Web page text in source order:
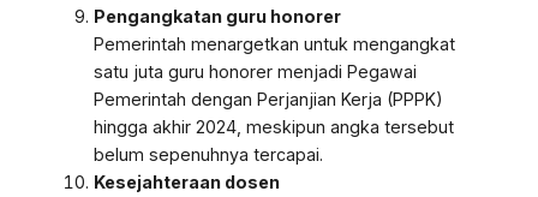
Pengangkatan guru honorer
Pemerintah menargetkan untuk mengangkat
satu juta guru honorer menjadi Pegawai
Pemerintah dengan Perjanjian Kerja (PPPK)
hingga akhir 2024, meskipun angka tersebut
belum sepenuhnya tercapai.
Kesejahteraan dosen